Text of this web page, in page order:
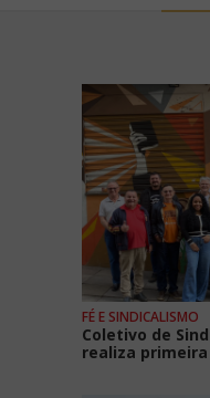
FÉ E SINDICALISMO
Coletivo de
realiza primeira